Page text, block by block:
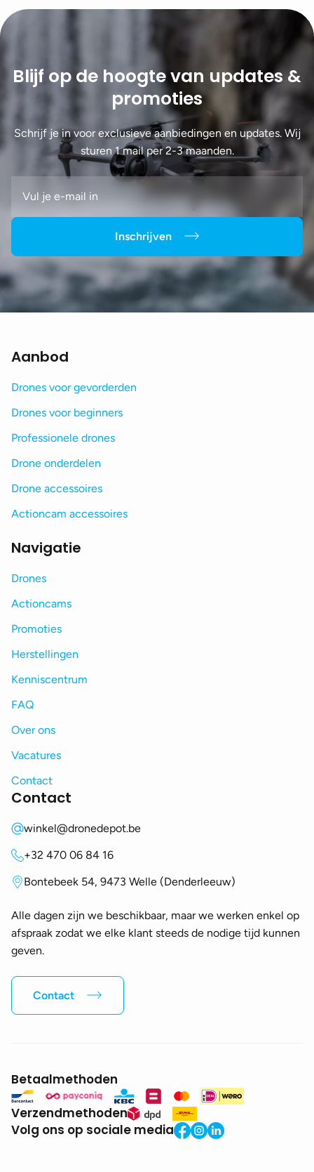
Blijf op de hoogte van updates &
promoties
Schrijf je in voor exclusieve aanbiedingen en updates. Wij
sturen 1 mail per 2-3 maanden.
Inschrijven
Aanbod
Drones voor gevorderden
Drones voor beginners
Professionele drones
Drone onderdelen
Drone accessoires
Actioncam accessoires
Navigatie
Drones
Actioncams
Promoties
Herstellingen
Kenniscentrum
FAQ
Over ons
Vacatures
Contact
Contact
winkel@dronedepot.be
+32 470 06 84 16
Bontebeek 54, 9473 Welle (Denderleeuw)
Alle dagen zijn we beschikbaar, maar we werken enkel op
afspraak zodat we elke klant steeds de nodige tijd kunnen
geven.
Contact
Betaalmethoden
Verzendmethoden
Volg ons op sociale media